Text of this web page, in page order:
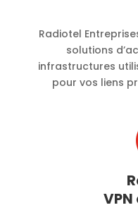
Radiotel
solutions
infrastructures
pour vos liens
VPN